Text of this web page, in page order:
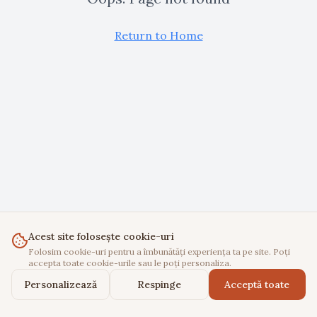
Acest site folosește cookie-uri
Folosim cookie-uri pentru a îmbunătăți experiența ta pe site. Poți
accepta toate cookie-urile sau le poți personaliza.
Personalizează Respinge Acceptă toate
Return to Home